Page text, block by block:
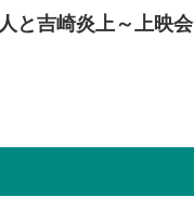
と吉崎炎上～上映会